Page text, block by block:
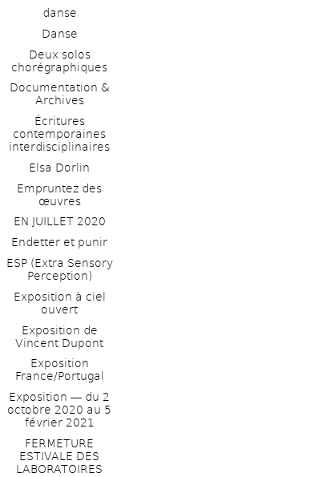
danse
Danse
Deux solos
chorégraphiques
Documentation &
Archives
Écritures
contemporaines
interdisciplinaires
Elsa Dorlin
Empruntez des
œuvres
EN JUILLET 2020
Endetter et punir
ESP (Extra Sensory
Perception)
Exposition à ciel
ouvert
Exposition de
Vincent Dupont
Exposition
France/Portugal
Exposition ― du 2
octobre 2020 au 5
février 2021
FERMETURE
ESTIVALE DES
LABORATOIRES